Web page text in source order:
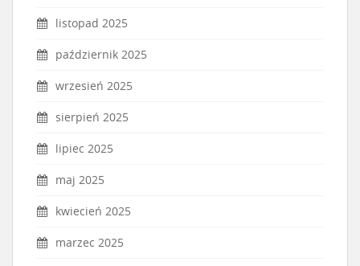
listopad 2025
październik 2025
wrzesień 2025
sierpień 2025
lipiec 2025
maj 2025
kwiecień 2025
marzec 2025